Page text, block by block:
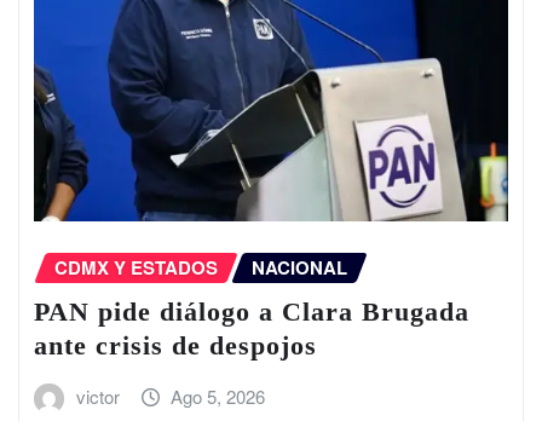
CDMX Y ESTADOS NACIONAL
PAN pide diálogo a Clara Brugada
ante crisis de despojos
victor Ago 5, 2026